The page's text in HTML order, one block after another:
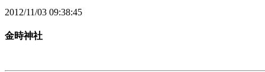
2012/11/03 09:38:45
金時神社